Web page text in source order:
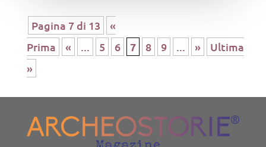
Pagina 7 di 13
«
Prima
« 5 6 7 8 9 »
Ultima
»